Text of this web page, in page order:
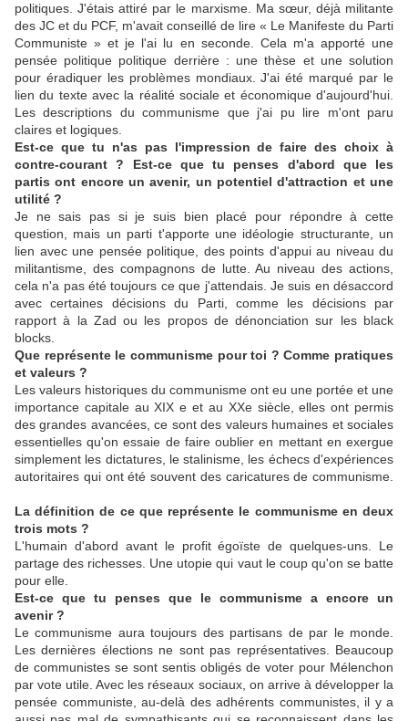
politiques. J'étais attiré par le marxisme. Ma sœur, déjà militante
des JC et du PCF, m'avait conseillé de lire « Le Manifeste du Parti
Communiste » et je l'ai lu en seconde. Cela m'a apporté une
pensée politique politique derrière : une thèse et une solution
pour éradiquer les problèmes mondiaux. J'ai été marqué par le
lien du texte avec la réalité sociale et économique d'aujourd'hui.
Les descriptions du communisme que j'ai pu lire m'ont paru
claires et logiques.
Est-ce que tu n'as pas l'impression de faire des choix à
contre-courant ? Est-ce que tu penses d'abord que les
partis ont encore un avenir, un potentiel d'attraction et une
utilité ?
Je ne sais pas si je suis bien placé pour répondre à cette
question, mais un parti t'apporte une idéologie structurante, un
lien avec une pensée politique, des points d'appui au niveau du
militantisme, des compagnons de lutte. Au niveau des actions,
cela n'a pas été toujours ce que j'attendais. Je suis en désaccord
avec certaines décisions du Parti, comme les décisions par
rapport à la Zad ou les propos de dénonciation sur les black
blocks.
Que représente le communisme pour toi ? Comme pratiques
et valeurs ?
Les valeurs historiques du communisme ont eu une portée et une
importance capitale au XIX e et au XXe siècle, elles ont permis
des grandes avancées, ce sont des valeurs humaines et sociales
essentielles qu'on essaie de faire oublier en mettant en exergue
simplement les dictatures, le stalinisme, les échecs d'expériences
autoritaires qui ont été souvent des caricatures de communisme.
La définition de ce que représente le communisme en deux
trois mots ?
L'humain d'abord avant le profit égoïste de quelques-uns. Le
partage des richesses. Une utopie qui vaut le coup qu'on se batte
pour elle.
Est-ce que tu penses que le communisme a encore un
avenir ?
Le communisme aura toujours des partisans de par le monde.
Les dernières élections ne sont pas représentatives. Beaucoup
de communistes se sont sentis obligés de voter pour Mélenchon
par vote utile. Avec les réseaux sociaux, on arrive à développer la
pensée communiste, au-delà des adhérents communistes, il y a